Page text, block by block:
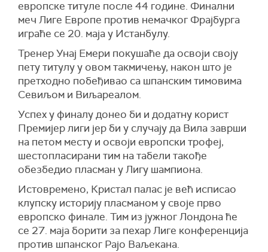
европске титуле после 44 године. Финални
меч Лиге Европе против немачког Фрајбурга
играће се 20. маја у Истанбулу.
Тренер Унај Емери покушаће да освоји своју
пету титулу у овом такмичењу, након што је
претходно побеђивао са шпанским тимовима
Севиљом и Виљареалом.
Успех у финалу донео би и додатну корист
Премијер лиги јер би у случају да Вила заврши
на петом месту и освоји европски трофеј,
шестопласирани тим на табели такође
обезбедио пласман у Лигу шампиона.
Истовремено, Кристал палас је већ исписао
клупску историју пласманом у своје прво
европско финале. Тим из јужног Лондона ће
се 27. маја борити за пехар Лиге конференција
против шпанског Рајо Ваљекана.